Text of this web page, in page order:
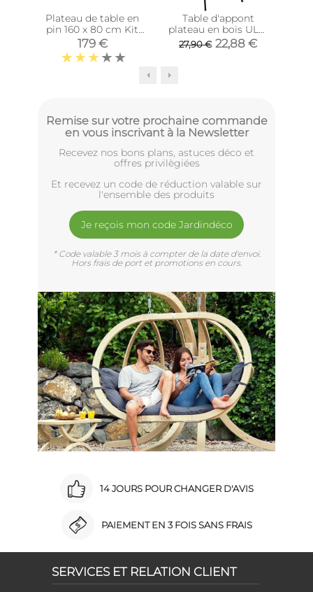
Plateau de table en
pin 160 x 80 cm Kit
Line
179 €
Table d'appont
plateau en bois ULM
(48 x 38 cm)
27,90 € 22,88 €
Remise sur votre prochaine commande
en vous inscrivant à la Newsletter
Recevez nos bons plans, astuces déco et
offres privilègiées
Et recevez un code de réduction valable sur
l'ensemble des produits
Je reçois mon code Jardindéco
* Code valable 3 mois à compter de la date d'envoi.
Hors frais de port et promotions en cours.
14 JOURS POUR CHANGER D'AVIS
PAIEMENT EN 3 FOIS SANS FRAIS
SERVICES ET RELATION CLIENT